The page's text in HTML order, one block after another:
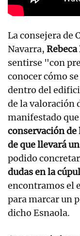
La consejera de
Navarra,
sentirse "con
conocer cómo
dentro del
de la valoración
manifestado que
conservación de
de que llevará
podido
dudas en la
encontramos el
para marcar un
dicho Esnaola.